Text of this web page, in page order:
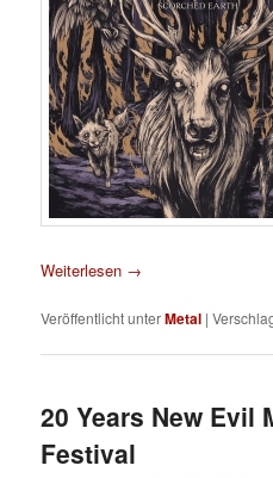
Weiterlesen →
Veröffentlicht unterMetal |
20 Years New Evil
Festival